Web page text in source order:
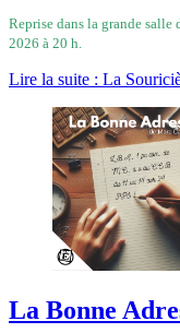
Reprise dans la grande salle
2026 à 20 h.
Lire la suite : La
La Bonne